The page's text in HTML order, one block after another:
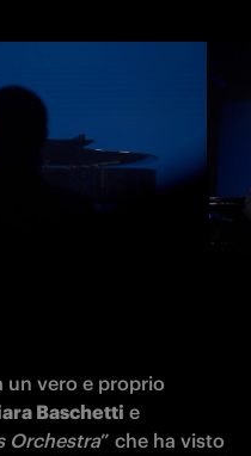
un vero e proprio
Baschetti e
Orchestra” che ha visto